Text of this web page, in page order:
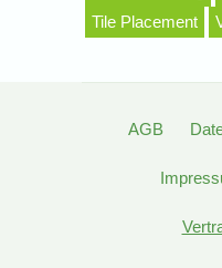
Tile Placement
AGB